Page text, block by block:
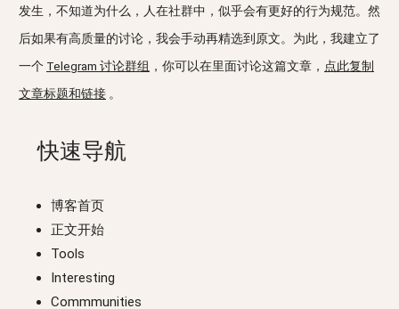
发生，不知道为什么，人在社群中，似乎会有更好的行为规范。然
后如果有高质量的讨论，我会手动再精选到原文。为此，我建立了
一个 Telegram 讨论群组 ，你可以在里面讨论这篇文章， 点此复制
文章标题和链接 。
快速导航
博客首页
正文开始
Tools
Interesting
Commmunities